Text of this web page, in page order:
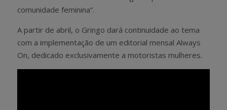
comunidade feminina”.
A partir de abril, o Gringo dará continuidade ao tema
com a implementação de um editorial mensal Always
On, dedicado exclusivamente a motoristas mulheres.